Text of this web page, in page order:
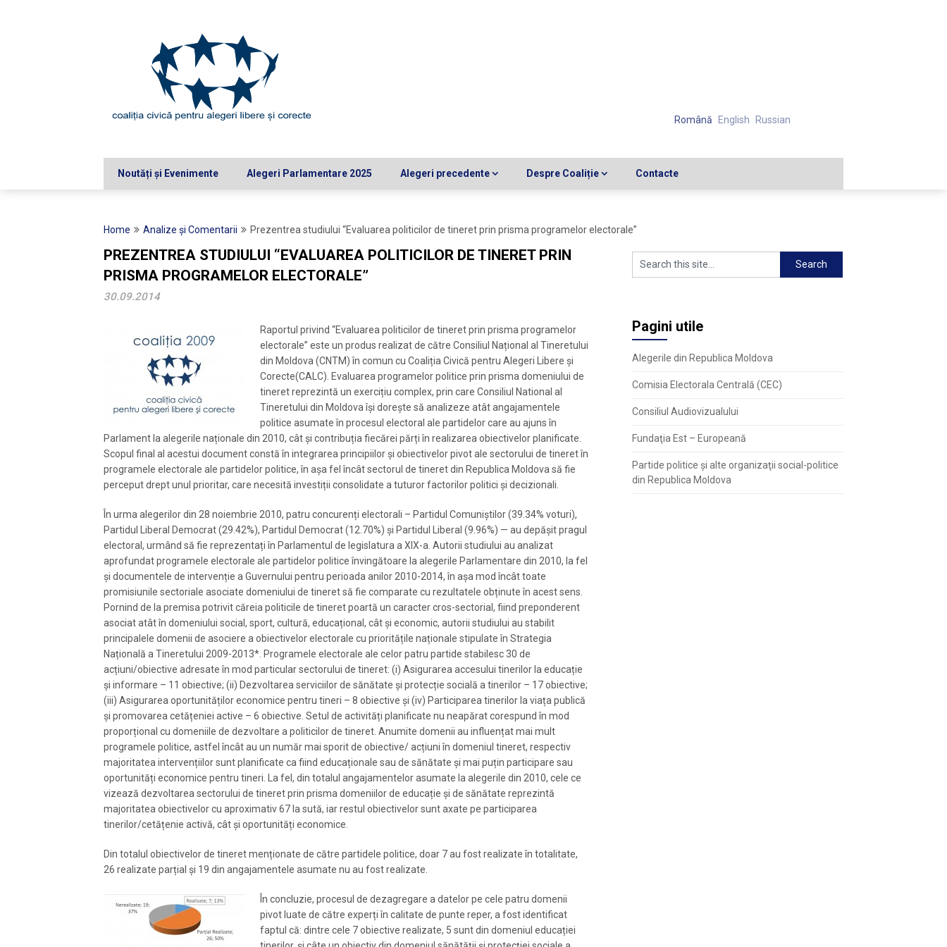
Română English Russian
Noutăți și Evenimente Alegeri Parlamentare 2025 Alegeri precedente Despre Coaliție Contacte
Home Analize şi Comentarii Prezentrea studiului “Evaluarea politicilor de tineret prin prisma programelor electorale”
PREZENTREA STUDIULUI “EVALUAREA POLITICILOR DE TINERET PRIN
PRISMA PROGRAMELOR ELECTORALE”
30.09.2014
Raportul privind “Evaluarea politicilor de tineret prin prisma programelor
electorale” este un produs realizat de către Consiliul Național al Tineretului
din Moldova (CNTM) în comun cu Coaliția Civică pentru Alegeri Libere și
Corecte(CALC). Evaluarea programelor politice prin prisma domeniului de
tineret reprezintă un exercițiu complex, prin care Consiliul National al
Tineretului din Moldova își dorește să analizeze atât angajamentele
politice asumate în procesul electoral ale partidelor care au ajuns în
Parlament la alegerile naționale din 2010, cât și contribuția fiecărei părți în realizarea obiectivelor planificate.
Scopul final al acestui document constă în integrarea principiilor și obiectivelor pivot ale sectorului de tineret în
programele electorale ale partidelor politice, în așa fel încât sectorul de tineret din Republica Moldova să fie
perceput drept unul prioritar, care necesită investiții consolidate a tuturor factorilor politici și decizionali.
În urma alegerilor din 28 noiembrie 2010, patru concurenți electorali – Partidul Comuniștilor (39.34% voturi),
Partidul Liberal Democrat (29.42%), Partidul Democrat (12.70%) și Partidul Liberal (9.96%) — au depășit pragul
electoral, urmând să fie reprezentați în Parlamentul de legislatura a XIX-a. Autorii studiului au analizat
aprofundat programele electorale ale partidelor politice învingătoare la alegerile Parlamentare din 2010, la fel
și documentele de intervenție a Guvernului pentru perioada anilor 2010-2014, în așa mod încât toate
promisiunile sectoriale asociate domeniului de tineret să fie comparate cu rezultatele obținute în acest sens.
Pornind de la premisa potrivit căreia politicile de tineret poartă un caracter cros-sectorial, fiind preponderent
asociat atât în domeniului social, sport, cultură, educațional, cât și economic, autorii studiului au stabilit
principalele domenii de asociere a obiectivelor electorale cu prioritățile naționale stipulate în Strategia
Națională a Tineretului 2009-2013*. Programele electorale ale celor patru partide stabilesc 30 de
acțiuni/obiective adresate în mod particular sectorului de tineret: (i) Asigurarea accesului tinerilor la educație
și informare – 11 obiective; (ii) Dezvoltarea serviciilor de sănătate și protecție socială a tinerilor – 17 obiective;
(iii) Asigurarea oportunităților economice pentru tineri – 8 obiective și (iv) Participarea tinerilor la viața publică
și promovarea cetățeniei active – 6 obiective. Setul de activități planificate nu neapărat corespund în mod
proporțional cu domeniile de dezvoltare a politicilor de tineret. Anumite domenii au influențat mai mult
programele politice, astfel încât au un număr mai sporit de obiective/ acțiuni în domeniul tineret, respectiv
majoritatea intervențiilor sunt planificate ca fiind educaționale sau de sănătate și mai puțin participare sau
oportunități economice pentru tineri. La fel, din totalul angajamentelor asumate la alegerile din 2010, cele ce
vizează dezvoltarea sectorului de tineret prin prisma domeniilor de educație și de sănătate reprezintă
majoritatea obiectivelor cu aproximativ 67 la sută, iar restul obiectivelor sunt axate pe participarea
tinerilor/cetățenie activă, cât și oportunități economice.
Din totalul obiectivelor de tineret menționate de către partidele politice, doar 7 au fost realizate în totalitate,
26 realizate parțial și 19 din angajamentele asumate nu au fost realizate.
În concluzie, procesul de dezagregare a datelor pe cele patru domenii
pivot luate de către experți în calitate de punte reper, a fost identificat
faptul că: dintre cele 7 obiective realizate, 5 sunt din domeniul educației
Pagini utile
Alegerile din Republica Moldova
Comisia Electorala Centrală (CEC)
Consiliul Audiovizualului
Fundaţia Est – Europeană
Partide politice şi alte organizaţii social-politice
din Republica Moldova